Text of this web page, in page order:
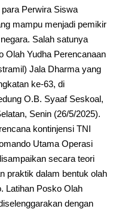
Perwira Siswa
mampu menjadi pemikir
Salah satunya
Olah Yudha Perencanaan
Jala Dharma yang
ke-63, di
O.B. Syaaf Seskoal,
Senin (26/5/2025).
kontinjensi TNI
Utama Operasi
secara teori
praktik dalam bentuk olah
Latihan Posko Olah
dengan